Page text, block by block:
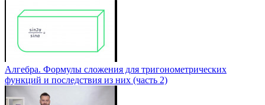
Алгебра. Формулы сложения для тригонометрических
функций и последствия из них (часть 2)